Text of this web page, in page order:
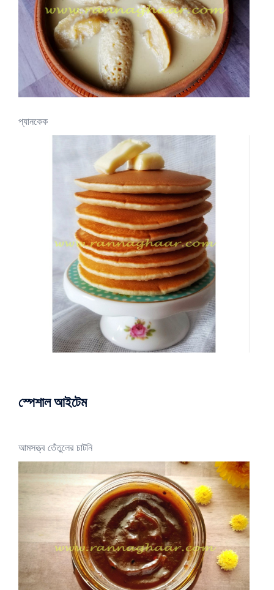
প্যানকেক
স্পেশাল আইটেম
আমসত্ত্ব তেঁতুলের চাটনি